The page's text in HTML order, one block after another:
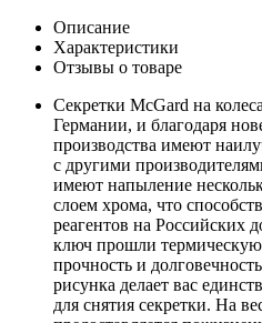
Описание
Характеристики
Отзывы о товаре
Секретки McGard на
Германии, и благодаря
производства имеют
с другими
имеют напыление
слоем хрома, что
реагентов на Российских
ключ прошли термическую
прочность и
рисунка делает вас
для снятия секретки. На